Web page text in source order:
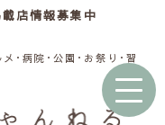
店情報募集中
･病院･公園･お祭り･習